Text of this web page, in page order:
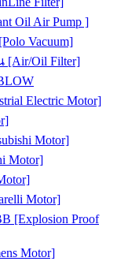
Oil Air Pump ]
Vacuum]
[Air/Oil Filter]
Electric Motor]
Motor]
Motor]
Motor]
[Explosion Proof
Motor]